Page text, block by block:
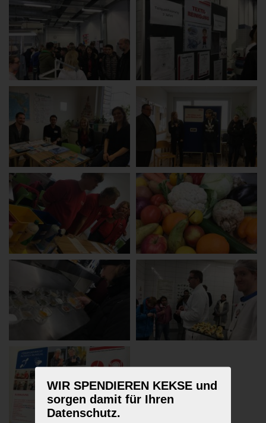
WIR SPENDIEREN KEKSE und
sorgen damit für Ihren
Datenschutz.